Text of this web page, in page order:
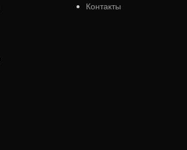
Контакты